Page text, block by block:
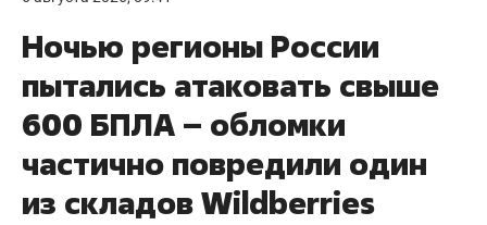
Ночью регионы России
пытались атаковать свыше
600 БПЛА – обломки
частично повредили один
из складов Wildberries